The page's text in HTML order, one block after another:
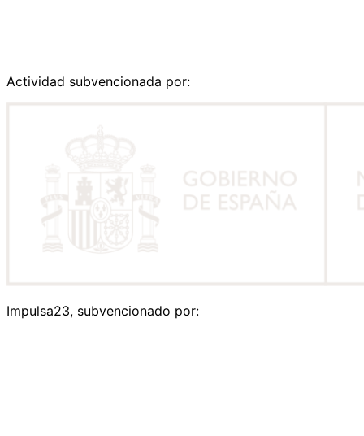
Actividad subvencionada por:
Impulsa23, subvencionado por: